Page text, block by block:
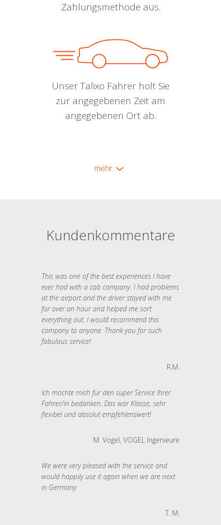
Zahlungsmethode aus.
Unser Talixo Fahrer holt Sie
zur angegebenen Zeit am
angegebenen Ort ab.
mehr
Kundenkommentare
This was one of the best experiences I have
ever had with a cab company. I had problems
at the airport and the driver stayed with me
for over an hour and helped me sort
everything out. I would recommend this
company to anyone. Thank you for such
fabulous service!
R.M.
Ich möchte mich für den super Service Ihrer
Fahrer/in bedanken. Das war Klasse, sehr
flexibel und absolut empfehlenswert!
M. Vogel, VOGEL Ingenieure
We were very pleased with the service and
would happily use it again when we are next
in Germany.
T. M.